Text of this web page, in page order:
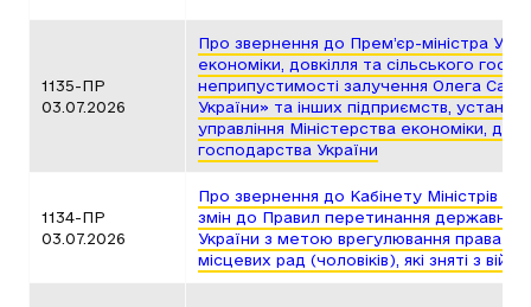
1135-ПР
03.07.2026
Про звернення до Прем’єр-міністра
економіки, довкілля та сільського
неприпустимості залучення Олега Сала
України» та інших підприємств, установ
управління Міністерства економіки,
господарства України
1134-ПР
03.07.2026
Про звернення до Кабінету Міністрів
змін до Правил перетинання
України з метою врегулювання права на
місцевих рад (чоловіків), які зняті з